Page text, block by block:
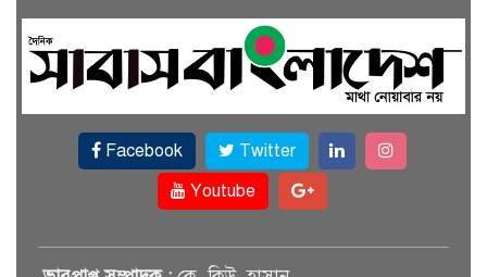
ফেসবুকে যুক্ত হলো বিকাশ, সহজ
হলো ডিজিটাল পেমেন্ট
বৃষ্টি উপেক্ষা করে ‘জুলাই গণঅভ্যুত্থান
স্মৃতি জাদুঘরে’ দর্শনার্থীদের ঢল
সেমিকন্ডাক্টর খাতে সুখবর, আসছে
Facebook
Twitter
Youtube